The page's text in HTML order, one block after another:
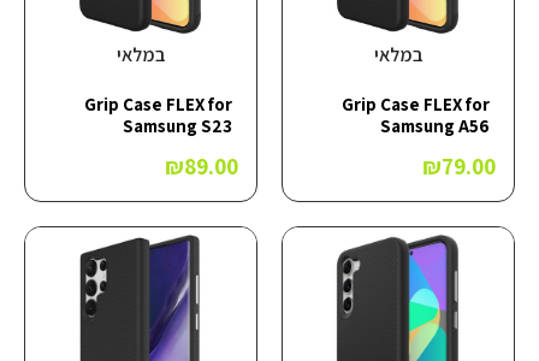
במלאי
Grip Case FLEX for
Samsung A56
₪79.00
במלאי
Grip Case FLEX for
Samsung S23
₪89.00